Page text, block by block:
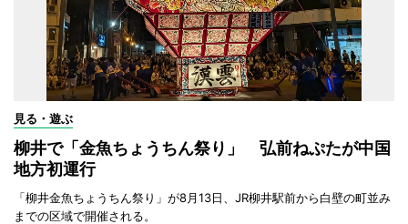
見る・遊ぶ
柳井で「金魚ちょうちん祭り」 弘前ねぷたが中国
地方初運行
「柳井金魚ちょうちん祭り」が8月13日、JR柳井駅前から白壁の町並み
までの区域で開催される。